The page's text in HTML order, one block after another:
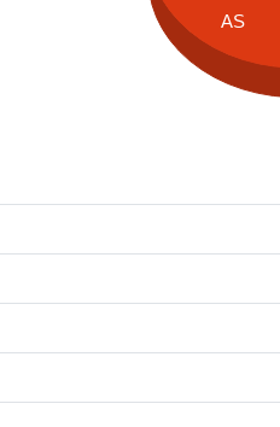
AS